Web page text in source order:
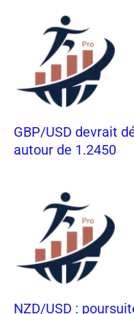
GBP/USD devrait
autour de 1.2450
NZD/USD :